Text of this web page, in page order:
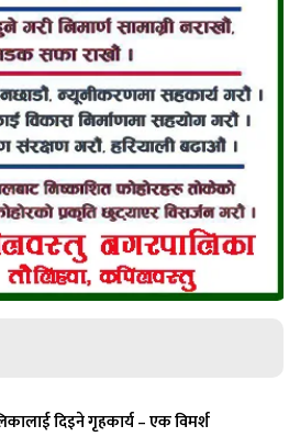
दिइने गृहकार्य – एक विमर्श